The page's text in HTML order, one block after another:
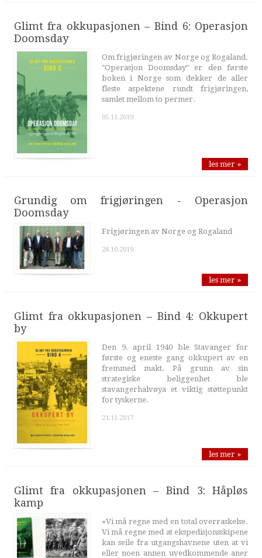
Glimt fra okkupasjonen – Bind 6: Operasjon
Doomsday
Om frigjøringen av Norge og Rogaland.
"Operasjon Doomsday" er den første
boken i Norge som dekker de aller
fleste aspektene rundt frigjøringen,
samlet mellom to permer.
05.11.2019
les mer »
Grundig om frigjøringen - Operasjon
Doomsday
Frigjøringen av Norge og Rogaland
28.10.2019
les mer »
Glimt fra okkupasjonen – Bind 4: Okkupert
by
Den 9. april 1940 ble Stavanger for
første og eneste gang okkupert av en
fremmed makt. På grunn av sin
strategiske beliggenhet ble
stavangerhalvøya et viktig støttepunkt
for tyskerne.
21.11.2017
les mer »
Glimt fra okkupasjonen – Bind 3: Håpløs
kamp
«Vi må regne med en total overraskelse.
Vi må regne med at ekspedisjonsskipene
kan seile fra utgangshavnene uten at vi
eller noen annen uvedkommende aner